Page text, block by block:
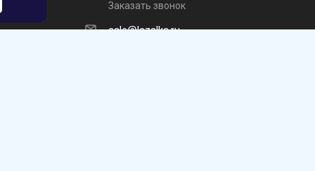
Заказать звонок
sale@lazalka.ru